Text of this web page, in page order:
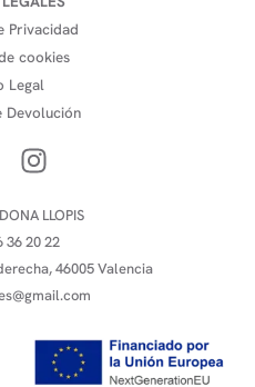
Privacidad
cookies
Legal
Devolución
LLOPIS
36 20 22
46005 Valencia